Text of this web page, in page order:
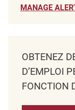
MANAGE
OBTENEZ
D’EMPLOI
FONCTION